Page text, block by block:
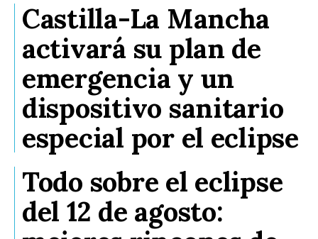
Castilla-La Mancha
activará su plan de
emergencia y un
dispositivo sanitario
especial por el eclipse
Todo sobre el eclipse
del 12 de agosto: